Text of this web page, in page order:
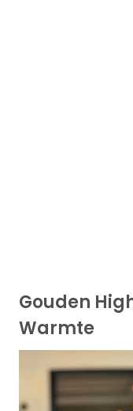
Gouden
Warmte